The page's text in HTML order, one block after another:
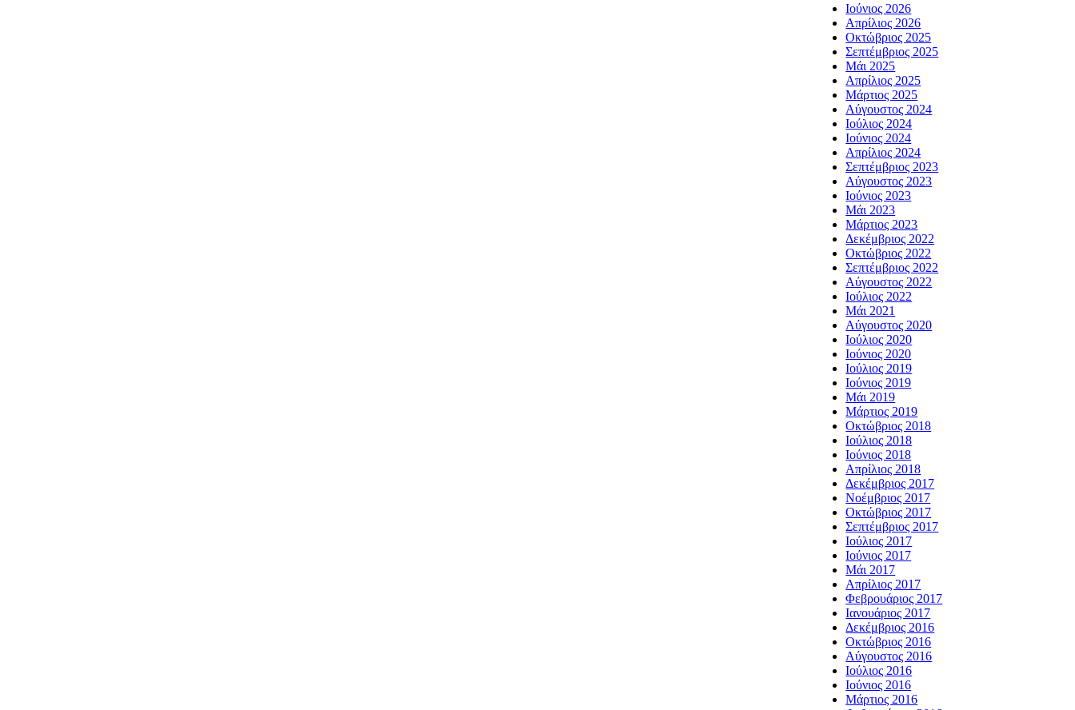
Ιούνιος 2026
Απρίλιος 2026
Οκτώβριος 2025
Σεπτέμβριος 2025
Μάι 2025
Απρίλιος 2025
Μάρτιος 2025
Αύγουστος 2024
Ιούλιος 2024
Ιούνιος 2024
Απρίλιος 2024
Σεπτέμβριος 2023
Αύγουστος 2023
Ιούνιος 2023
Μάι 2023
Μάρτιος 2023
Δεκέμβριος 2022
Οκτώβριος 2022
Σεπτέμβριος 2022
Αύγουστος 2022
Ιούλιος 2022
Μάι 2021
Αύγουστος 2020
Ιούλιος 2020
Ιούνιος 2020
Ιούλιος 2019
Ιούνιος 2019
Μάι 2019
Μάρτιος 2019
Οκτώβριος 2018
Ιούλιος 2018
Ιούνιος 2018
Απρίλιος 2018
Δεκέμβριος 2017
Νοέμβριος 2017
Οκτώβριος 2017
Σεπτέμβριος 2017
Ιούλιος 2017
Ιούνιος 2017
Μάι 2017
Απρίλιος 2017
Φεβρουάριος 2017
Ιανουάριος 2017
Δεκέμβριος 2016
Οκτώβριος 2016
Αύγουστος 2016
Ιούλιος 2016
Ιούνιος 2016
Μάρτιος 2016